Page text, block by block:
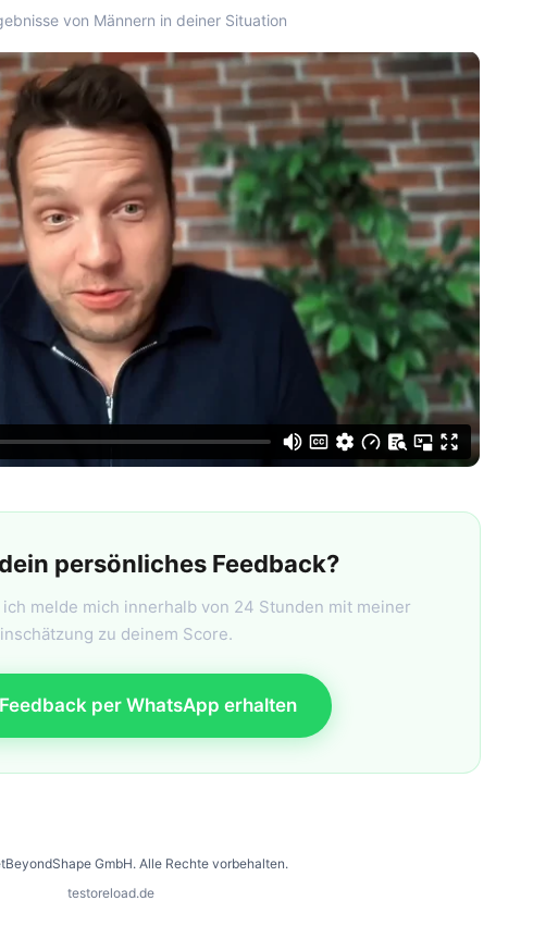
von Männern in deiner Situation
persönliches Feedback?
melde mich innerhalb von 24 Stunden mit meiner
zu deinem Score.
per WhatsApp erhalten
GmbH. Alle Rechte vorbehalten.
testoreload.de